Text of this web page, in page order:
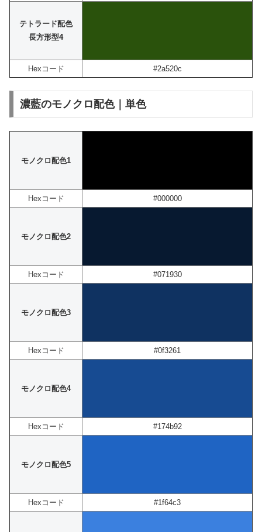
テトラード配色
長方形型4
Hexコード #2a520c
濃藍のモノクロ配色｜単色
モノクロ配色1
Hexコード #000000
モノクロ配色2
Hexコード #071930
モノクロ配色3
Hexコード #0f3261
モノクロ配色4
Hexコード #174b92
モノクロ配色5
Hexコード #1f64c3